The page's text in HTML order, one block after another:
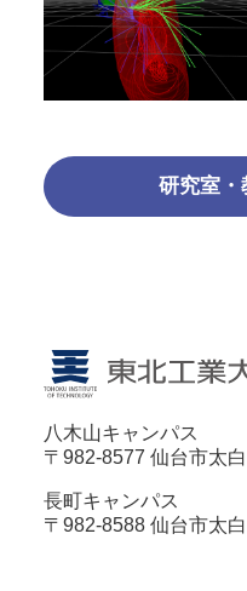
研究室・
八木山キャンパス
〒982-8577 仙台市太
長町キャンパス
〒982-8588 仙台市太